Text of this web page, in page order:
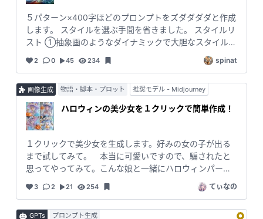
５パターン×400字ほどのプロンプトをズダダダダと作成
します。 スタイルを選ぶ手間を省きました。 スタイルリ
スト ①抽象画のようなダイナミックで大胆なスタイル
②吟遊詩人の歌のような情景豊かなスタイル ③リアリ
ティが高く、超精密な写真のようなスタイル ④映画のク
ル ⑤テーマに合いそうなスタイル スタイルはお好みで
変更できます。5個ないと作成数が減るようです。 Fluxは
イラスト系がちょっと弱いので「絵本」スタイルを省き
ました。 #Flux #midjourney #DALLE3 #GPT4o #プ
ロンプト作成 #簡単 #一撃
2 0 45 234 spinat
画像生成 物語・脚本・プロット 推奨モデル - Midjourney
ハロウィンの美少女を１クリックで簡単作成！
１クリックで美少女を生成します。好みの女の子が出る
まで試してみて。 本当に可愛いですので、騙されたと
思ってやってみて。こんな娘と一緒にハロウィンパーテ
3 2 21 254 てぃなの
GPTs プロンプト生成